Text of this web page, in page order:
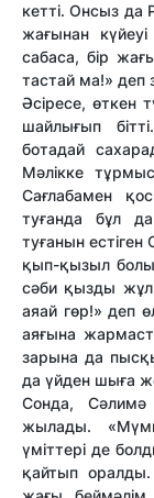
кетті. Онсыз да
жағынан
сабаса, бір
тастай ма!» деп
Әсіресе, өткен
шайлығып
ботадай
Мәлікке
Сағлабамен
туғанда бұл
туғанын естіген
қып-қызыл
сәби қызды
аяай гөр!» деп
аяғына
зарына да
да үйден шыға
Сонда, Сәлимә
жылады.
үміттері де
қайтып